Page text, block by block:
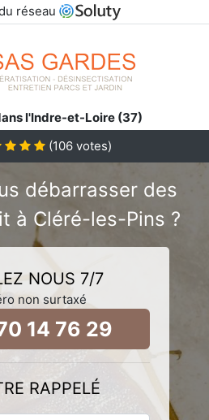
réseau
l'Indre-et-Loire (37)
(106 votes)
débarrasser des
à Cléré-les-Pins ?
NOUS 7/7
non surtaxé
14 76 29
RAPPELÉ